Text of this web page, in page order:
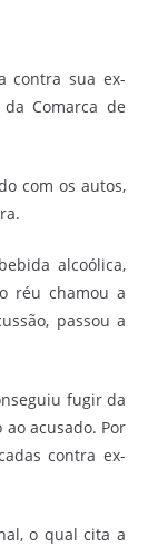
contra sua ex-
Comarca de
com os autos,
alcoólica,
réu chamou a
passou a
fugir da
acusado. Por
contra ex-
o qual cita a